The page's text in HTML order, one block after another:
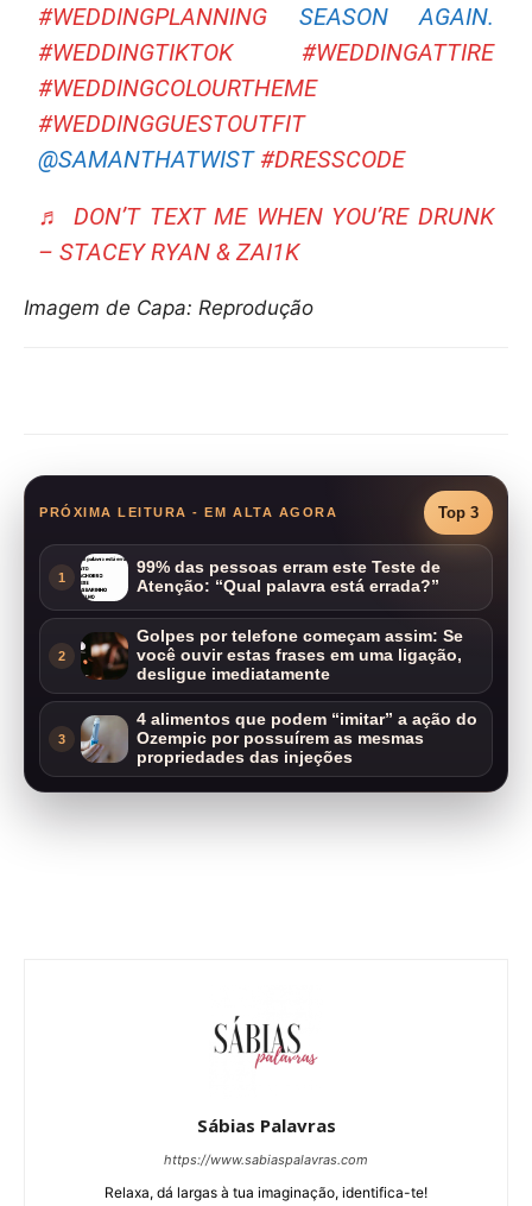
#WEDDINGPLANNING SEASON AGAIN.
#WEDDINGTIKTOK
#WEDDINGATTIRE
#WEDDINGCOLOURTHEME
#WEDDINGGUESTOUTFIT
@SAMANTHATWIST#DRESSCODE
♬ DON’T TEXT ME WHEN YOU’RE DRUNK
– STACEY RYAN & ZAI1K
Imagem de Capa: Reprodução
PRÓXIMA LEITURA - EM ALTA AGORA Top 3
1
99% das pessoas erram este Teste de
Atenção: “Qual palavra está errada?”
2
Golpes por telefone começam assim: Se
você ouvir estas frases em uma ligação,
desligue imediatamente
3
4 alimentos que podem “imitar” a ação do
Ozempic por possuírem as mesmas
propriedades das injeções
Sábias Palavras
https://www.sabiaspalavras.com
Relaxa, dá largas à tua imaginação, identifica-te!